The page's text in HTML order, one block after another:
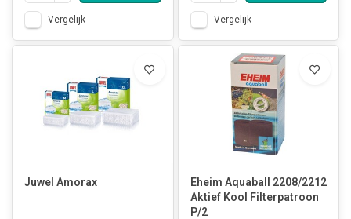
Vergelijk Vergelijk
Juwel Amorax
Eheim Aquaball 2208/2212
Aktief Kool Filterpatroon
P/2